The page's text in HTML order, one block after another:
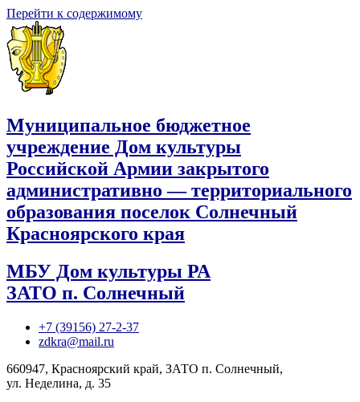
Перейти к содержимому
Муниципальное бюджетное
учреждение Дом культуры
Российской Армии закрытого
административно — территориального
образования поселок Солнечный
Красноярского края
МБУ Дом культуры РА
ЗАТО п. Солнечный
+7 (39156) 27-2-37
zdkra@mail.ru
660947, Красноярский край, ЗАТО п. Солнечный,
ул. Неделина, д. 35